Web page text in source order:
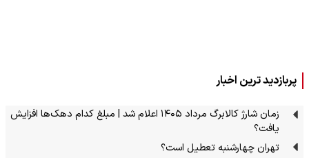
پربازدید ترین اخبار
زمان شارژ کالابرگ مرداد ۱۴۰۵ اعلام شد | مبلغ کدام دهک‌ها افزایش
یافت؟
تهران چهارشنبه تعطیل است؟